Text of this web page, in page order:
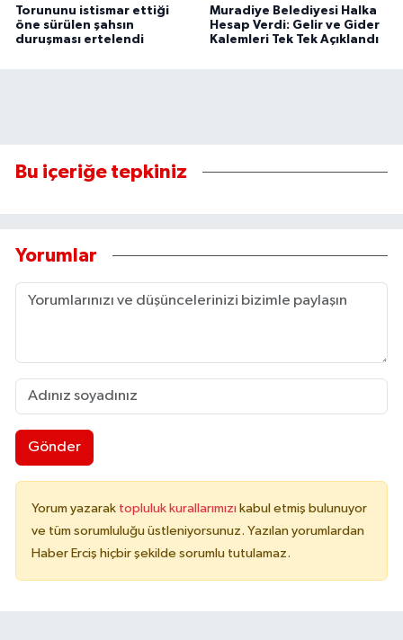
Torununu istismar ettiği
öne sürülen şahsın
duruşması ertelendi
Muradiye Belediyesi Halka
Hesap Verdi: Gelir ve Gider
Kalemleri Tek Tek Açıklandı
Bu içeriğe tepkiniz
Yorumlar
Gönder
Yorum yazarak topluluk kurallarımızı kabul etmiş bulunuyor
ve tüm sorumluluğu üstleniyorsunuz. Yazılan yorumlardan
Haber Erciş hiçbir şekilde sorumlu tutulamaz.